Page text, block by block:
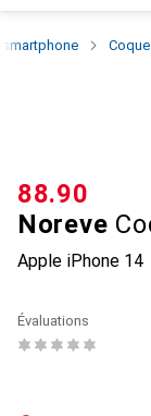
Noreve
Apple iPhone 14
CHF
88.90
Évaluations